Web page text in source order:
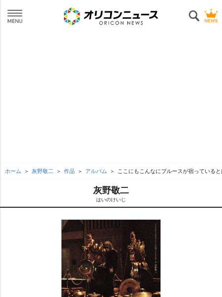
ホーム 灰野敬二 作品 アルバム ここにもこんなにブルースが宿っている
灰野敬二
はいのけいじ